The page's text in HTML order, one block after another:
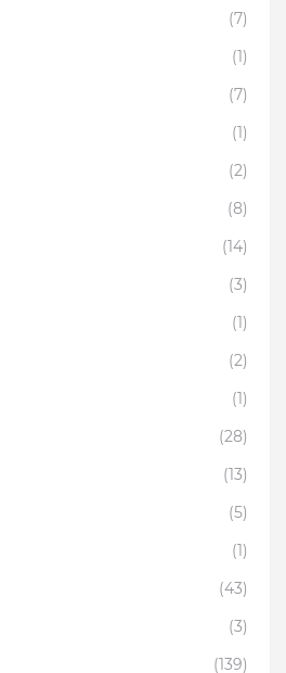
(7)
(1)
(7)
(1)
(2)
(8)
(14)
(3)
(1)
(2)
(1)
(28)
(13)
(5)
(1)
(43)
(3)
(139)